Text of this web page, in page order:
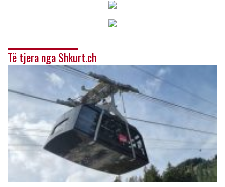
Të tjera nga Shkurt.ch